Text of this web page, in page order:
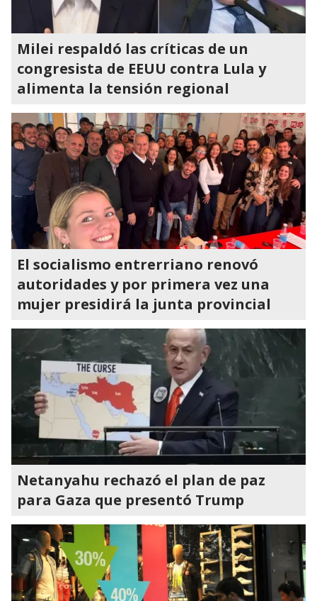
Milei respaldó las críticas de un
congresista de EEUU contra Lula y
alimenta la tensión regional
El socialismo entrerriano renovó
autoridades y por primera vez una
mujer presidirá la junta provincial
Netanyahu rechazó el plan de paz
para Gaza que presentó Trump